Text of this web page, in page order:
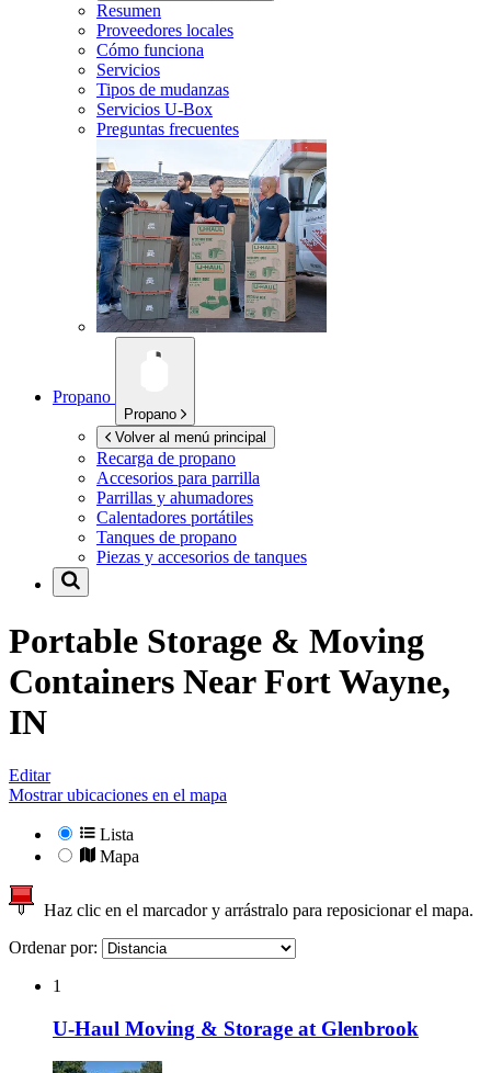
Resumen
Proveedores locales
Cómo funciona
Servicios
Tipos de mudanzas
Servicios U-Box
Preguntas frecuentes
Propano
Propano
Volver al menú principal
Recarga de propano
Accesorios para parrilla
Parrillas y ahumadores
Calentadores portátiles
Tanques de propano
Piezas y accesorios de tanques
Portable Storage & Moving
Containers NearFort Wayne,
IN
Editar
Mostrar ubicaciones en el mapa
Lista
Mapa
Haz clic en el marcador y arrástralo para reposicionar el mapa.
Ordenar por:
1
U-Haul Moving & Storage at Glenbrook